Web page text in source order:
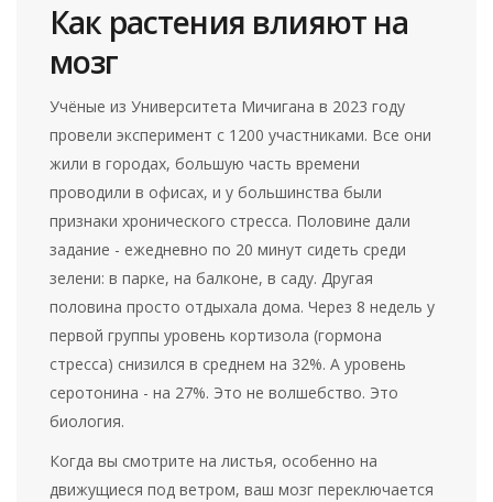
Как растения влияют на
мозг
Учёные из Университета Мичигана в 2023 году
провели эксперимент с 1200 участниками. Все они
жили в городах, большую часть времени
проводили в офисах, и у большинства были
признаки хронического стресса. Половине дали
задание - ежедневно по 20 минут сидеть среди
зелени: в парке, на балконе, в саду. Другая
половина просто отдыхала дома. Через 8 недель у
первой группы уровень кортизола (гормона
стресса) снизился в среднем на 32%. А уровень
серотонина - на 27%. Это не волшебство. Это
биология.
Когда вы смотрите на листья, особенно на
движущиеся под ветром, ваш мозг переключается